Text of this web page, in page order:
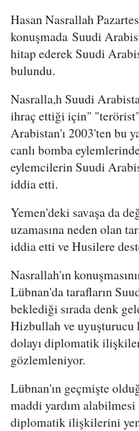
Hasan Nasrallah
konuşmada Suudi
hitap ederek Suudi
bulundu.
Nasralla,h Suudi
ihraç ettiği için"
Arabistan'ı 2003'ten bu
canlı bomba
eylemcilerin Suudi
iddia etti.
Yemen'deki savaşa da
uzamasına neden olan
iddia etti ve Husilere
Nasrallah'ın
Lübnan'da tarafların
beklediği sırada denk
Hizbullah ve uyuşturucu
dolayı diplomatik
gözlemleniyor.
Lübnan'ın geçmişte
maddi yardım
diplomatik ilişkilerini